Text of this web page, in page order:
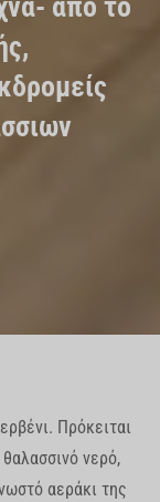
από το
Πρόκειται
νερό,
αεράκι της